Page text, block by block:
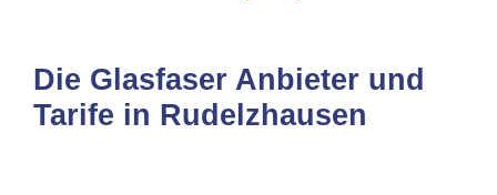
Die Glasfaser Anbieter und
Tarife in Rudelzhausen